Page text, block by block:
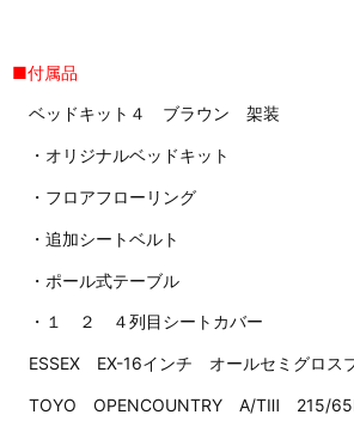
■付属品
ベッドキット４ ブラウン 架装
・オリジナルベッドキット
・フロアフローリング
・追加シートベルト
・ポール式テーブル
・１ ２ ４列目シートカバー
ESSEX EX-16インチ オールセミグロス
TOYO OPENCOUNTRY A/TⅢ 215/